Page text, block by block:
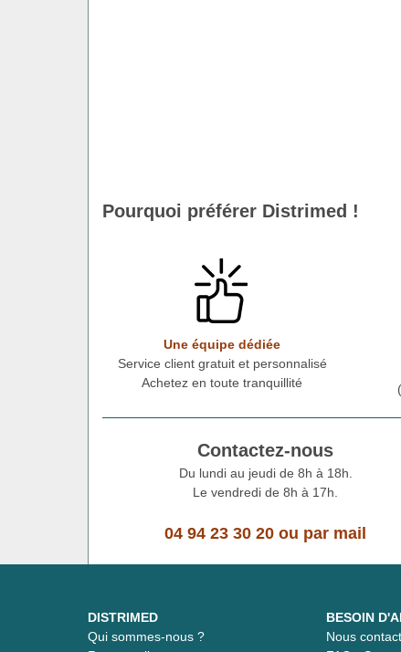
Pourquoi préférer Distrimed !
Une équipe dédiée
Service client gratuit et personnalisé
Achetez en toute tranquillité
Contactez-nous
Du lundi au jeudi de 8h à 18h.
Le vendredi de 8h à 17h.
04 94 23 30 20 ou par mail
DISTRIMED
Qui sommes-nous ?
BESOIN
Nous